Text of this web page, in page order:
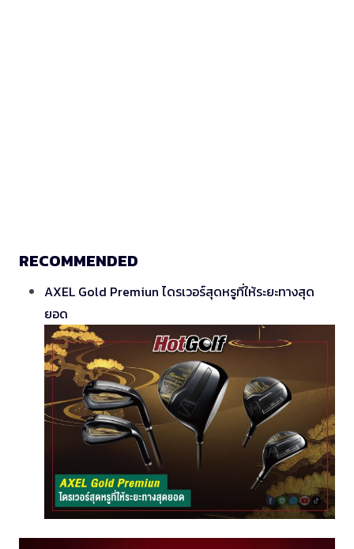
RECOMMENDED
AXEL Gold Premiun ไดรเวอร์สุดหรูที่ให้ระยะทางสุด
ยอด